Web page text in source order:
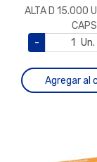
ALTA D 15.000
CAPS
-
Un.
Agregar al